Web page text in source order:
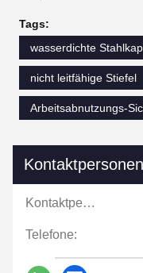
Tags:
wasserdichte
nicht leitfähige Stiefel
Arbeitsabnutzungs-
Kontaktpersonen
Kontaktpersonen:
Telefone: